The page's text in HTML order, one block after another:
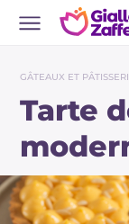
GÂTEAUX ET
Tarte